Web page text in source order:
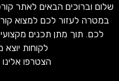
שלום וברוכים הבאים לאתר
במטרה לעזור לכם למצוא
לכם. תוך מתן תכנים
לקוחות יוצא
הצטרפו